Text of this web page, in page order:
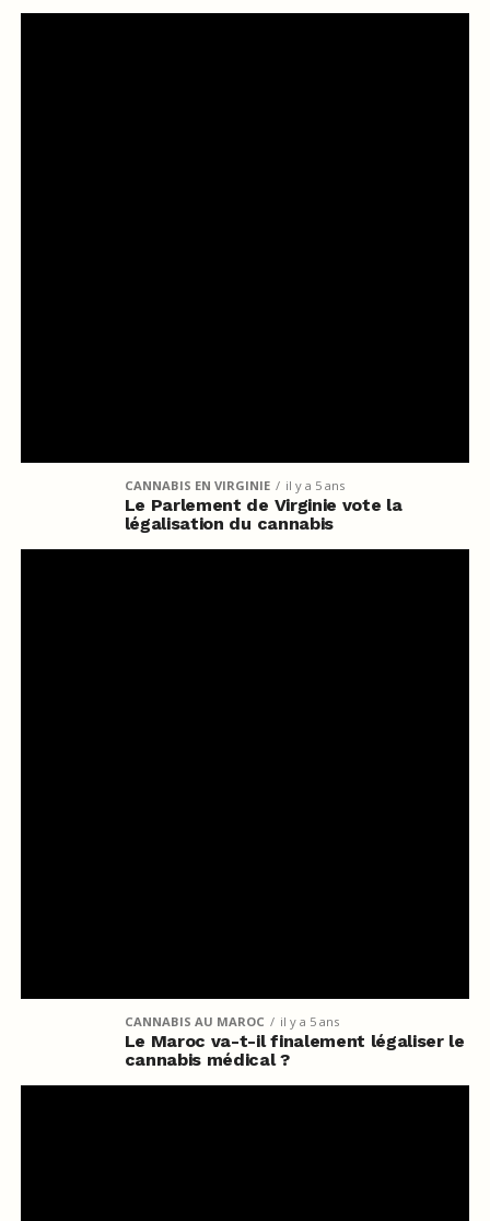
CANNABIS EN VIRGINIE il y a 5 ans
Le Parlement de Virginie vote la
légalisation du cannabis
CANNABIS AU MAROC il y a 5 ans
Le Maroc va-t-il finalement légaliser le
cannabis médical ?